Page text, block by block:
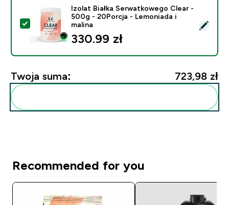
Wybierz ten produkt - Izolat Białka Serwatkowego
Izolat Białka Serwatkowego Clear -
500g - 20Porcja - Lemoniada i
malina
330.99 zł‎
Twoja suma: 723,98 zł‎
Recommended for you